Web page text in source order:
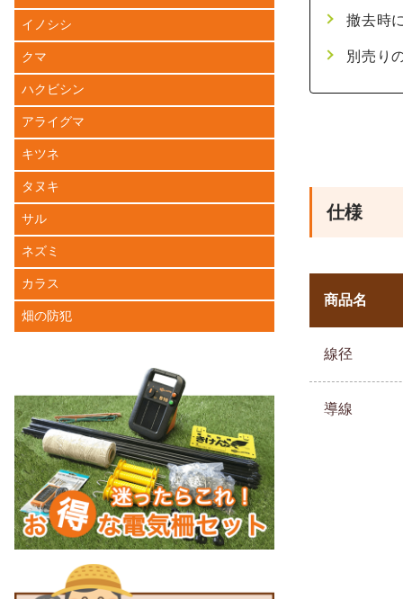
撤去時
別売り
仕様
商品名
線径
導線
イノシシ
クマ
ハクビシン
アライグマ
キツネ
タヌキ
サル
ネズミ
カラス
畑の防犯